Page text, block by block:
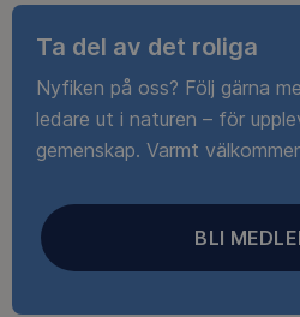
Ta del av det roliga
Nyfiken på oss? Följ gärna
ledare ut i naturen – för
gemenskap. Varmt
BLI